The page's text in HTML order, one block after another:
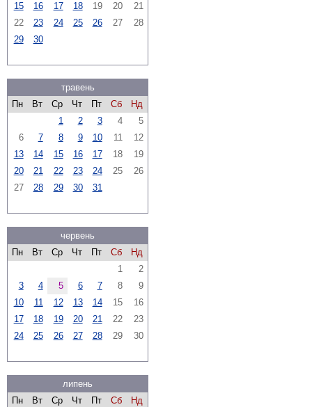
15
16 17 18 19 20
21
22
23 24 25 26 27
28
29
30
травень
Пн
Вт Ср Чт Пт Сб
Нд
1
2 3 4
5
6
7 8 9 10 11
12
13
14 15 16 17 18
19
20
21 22 23 24 25
26
27
28 29 30 31
червень
Пн
Вт Ср Чт Пт Сб
Нд
1
2
3
4 5 6 7 8
9
10
11 12 13 14 15
16
17
18 19 20 21 22
23
24
25 26 27 28 29 30
липень
Пн
Вт Ср Чт Пт Сб
Нд